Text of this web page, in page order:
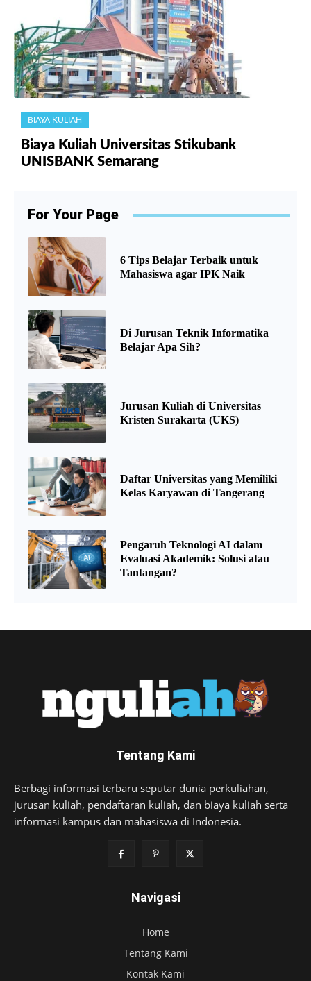
BIAYA KULIAH
Biaya Kuliah Universitas Stikubank
UNISBANK Semarang
For Your Page
6 Tips Belajar Terbaik untuk
Mahasiswa agar IPK Naik
Di Jurusan Teknik Informatika
Belajar Apa Sih?
Jurusan Kuliah di Universitas
Kristen Surakarta (UKS)
Daftar Universitas yang Memiliki
Kelas Karyawan di Tangerang
Pengaruh Teknologi AI dalam
Evaluasi Akademik: Solusi atau
Tantangan?
Tentang Kami
Berbagi informasi terbaru seputar dunia perkuliahan,
jurusan kuliah, pendaftaran kuliah, dan biaya kuliah serta
informasi kampus dan mahasiswa di Indonesia.
Navigasi
Home
Tentang Kami
Kontak Kami